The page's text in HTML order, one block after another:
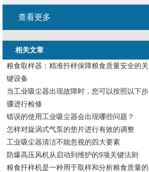
查看更多
相关文章
粮食取样器：精准扦样保障粮食质量安全的关
键设备
当工业吸尘器出现故障时，您可以按照以下步
骤进行检修
错误的使用工业吸尘器会出现哪些问题？
怎样对旋涡式气泵的垫片进行有效的调整
工业吸尘器清洁不能忽视的四大要素
防爆高压风机从启动到维护的9项关键法则
粮食扦样机是一种用于取样和分析粮食质量的